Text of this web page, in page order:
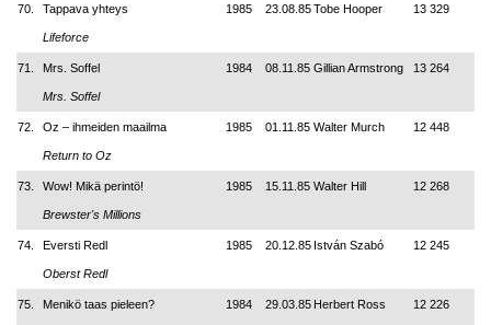
70. Tappava yhteys
Lifeforce
1985 23.08.85Tobe Hooper 13 329
71. Mrs. Soffel
Mrs. Soffel
1984 08.11.85 Gillian Armstrong 13 264
72. Oz – ihmeiden maailma
Return to Oz
1985 01.11.85 Walter Murch 12 448
73. Wow! Mikä perintö!
Brewster's Millions
1985 15.11.85 Walter Hill 12 268
74. Eversti Redl
Oberst Redl
1985 20.12.85 István Szabó 12 245
75. Menikö taas pieleen? 1984 29.03.85 Herbert Ross 12 226